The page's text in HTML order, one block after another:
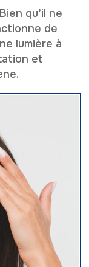
Bien qu’il ne
de
lumière à
et